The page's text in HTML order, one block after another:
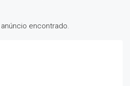
anúncio encontrado.